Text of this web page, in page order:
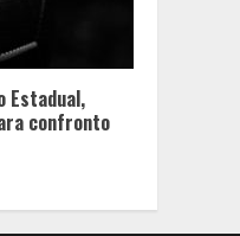
Estadual,
confronto